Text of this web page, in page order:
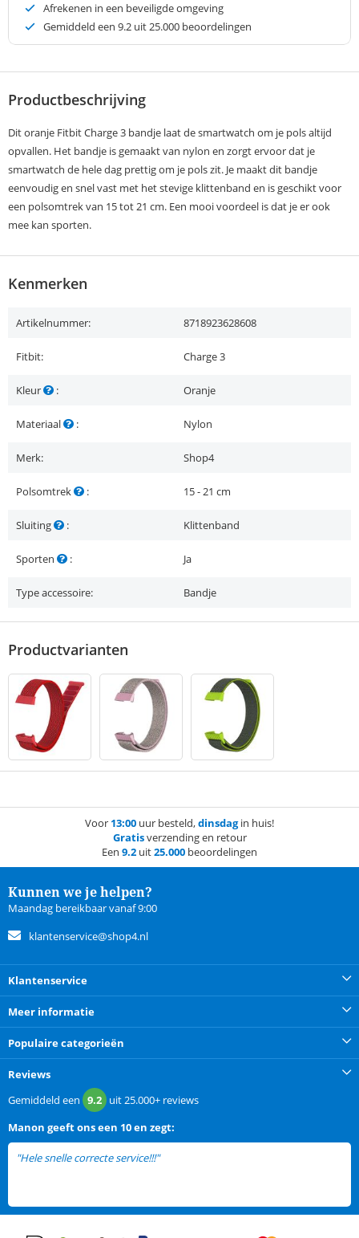
Afrekenen in een beveiligde omgeving
Gemiddeld een 9.2 uit 25.000 beoordelingen
Productbeschrijving
Dit oranje Fitbit Charge 3 bandje laat de smartwatch om je pols altijd
opvallen. Het bandje is gemaakt van nylon en zorgt ervoor dat je
smartwatch de hele dag prettig om je pols zit. Je maakt dit bandje
eenvoudig en snel vast met het stevige klittenband en is geschikt voor
een polsomtrek van 15 tot 21 cm. Een mooi voordeel is dat je er ook
mee kan sporten.
Kenmerken
Artikelnummer: 8718923628608
Fitbit: Charge 3
Kleur : Oranje
Materiaal : Nylon
Merk: Shop4
Polsomtrek : 15 - 21 cm
Sluiting : Klittenband
Sporten : Ja
Type accessoire: Bandje
Productvarianten
Voor 13:00 uur besteld,dinsdagin huis!
Gratisverzending en retour
Een 9.2 uit25.000 beoordelingen
Kunnen we je helpen?
Maandag bereikbaar vanaf 9:00
klantenservice@shop4.nl
Klantenservice
Meer informatie
Populaire categorieën
Reviews
Gemiddeld een 9.2 uit25.000+ reviews
Manon geeft ons een 10 en zegt:
"Hele snelle correcte service!!!"